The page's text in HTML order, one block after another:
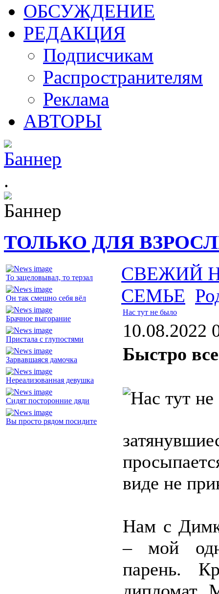
ОБСУЖДЕНИЕ
РЕДАКЦИЯ
Подписчикам
Распространителям
Реклама
АВТОРЫ
.
ТОЛЬКО ДЛЯ
То зацеловывал, то терзал
Он так смешно себя вёл
Брачное выгорание
Пристала с глупостями
Зарвавшаяся дамочка
Нереализованная девушка
Сидят посторонние дяди
Вы просто рядом посидите
СВЕЖИЙ
СЕМЬЕ
Нас тут не было
10.08.2022
Быстро
виде не
Нам с
– мой
парень.